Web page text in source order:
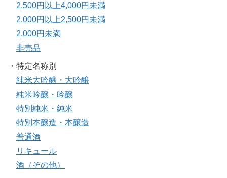
2,500円以上4,000円未満
2,000円以上2,500円未満
2,000円未満
非売品
・特定名称別
純米大吟醸・大吟醸
純米吟醸・吟醸
特別純米・純米
特別本醸造・本醸造
普通酒
リキュール
酒（その他）